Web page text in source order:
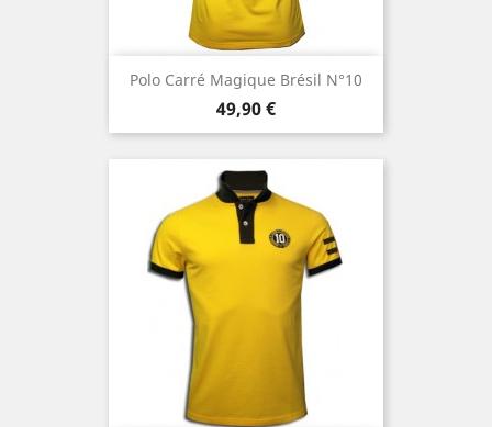
Polo Carré Magique Brésil N°10
Prix
49,90 €